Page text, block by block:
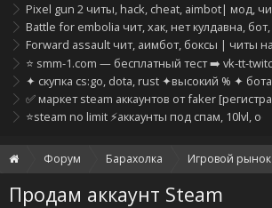
Pixel gun 2 читы, hack, cheat, aimbot| мод,
Battle for embolia чит, хак, нет кулдавна,
Forward assault чит, аимбот, боксы | читы
⭐ smm-1.com — бесплатный тест ➡️ vk-tt-
✦ скупка cs:go, dota, rust ✦высокий % ✦
✅ маркет steam аккаунтов от faker
⭐steam no limit ⚡аккаунты под спам, 10lvl,
Форум Барахолка Игровой рынок
Продам аккаунт Steam